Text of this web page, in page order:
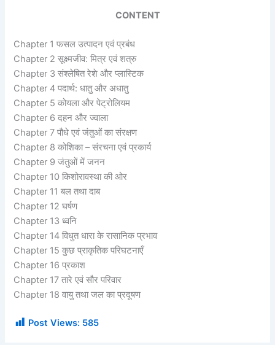
CONTENT
Chapter 1 फसल उत्पादन एवं प्रबंध
Chapter 2 सूक्ष्मजीव: मित्र एवं शत्रु
Chapter 3 संश्लेषित रेशे और प्लास्टिक
Chapter 4 पदार्थ: धातु और अधातु
Chapter 5 कोयला और पेट्रोलियम
Chapter 6 दहन और ज्वाला
Chapter 7 पौधे एवं जंतुओं का संरक्षण
Chapter 8 कोशिका – संरचना एवं प्रकार्य
Chapter 9 जंतुओं में जनन
Chapter 10 किशोरावस्था की ओर
Chapter 11 बल तथा दाब
Chapter 12 घर्षण
Chapter 13 ध्वनि
Chapter 14 विधुत धारा के रासानिक प्रभाव
Chapter 15 कुछ प्राकृतिक परिघटनाएँ
Chapter 16 प्रकाश
Chapter 17 तारे एवं सौर परिवार
Chapter 18 वायु तथा जल का प्रदूषण
Post Views: 585